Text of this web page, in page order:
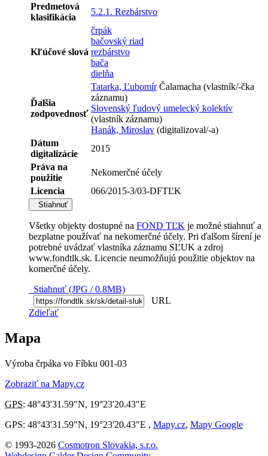
Predmetová
klasifikácia
5.2.1. Rezbárstvo
Kľúčové slová
črpák
bačovský riad
rezbárstvo
bača
dielňa
Ďalšia
zodpovednosť
Tatarka, ĽubomírČalamacha (vlastník/-čka
záznamu)
Slovenský ľudový umelecký kolektív
(vlastník záznamu)
Hanák, Miroslav (digitalizoval/-a)
Dátum
digitalizácie
2015
Práva na
použitie
Nekomerčné účely
Licencia
066/2015-3/03-DFTĽK
Stiahnuť
Všetky objekty dostupné na FOND TĽK je možné stiahnuť a
bezplatne používať na nekomerčné účely. Pri ďalšom šírení je
potrebné uvádzať vlastníka záznamu SĽUK a zdroj
www.fondtlk.sk. Licencie neumožňujú použitie objektov na
komerčné účely.
Stiahnuť (JPG / 0.8MB)
URL
Zdieľať
Mapa
Výroba črpáka vo Fíbku 001-03
Zobraziť na Mapy.cz
GPS: 48°43'31.59"N, 19°23'20.43"E
GPS: 48°43'31.59"N, 19°23'20.43"E , Mapy.cz, Mapy Google
© 1993-2026 Cosmotron Slovakia, s.r.o.